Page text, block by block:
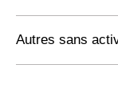
Autres sans